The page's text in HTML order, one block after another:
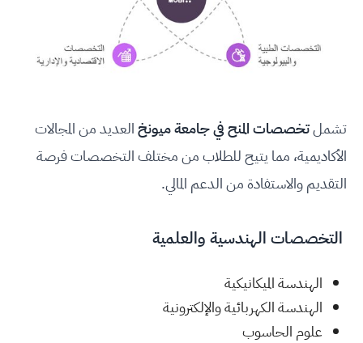
تشملتخصصات المنح في جامعة ميونخالعديد من المجالات
الأكاديمية، مما يتيح للطلاب من مختلف التخصصات فرصة
التقديم والاستفادة من الدعم المالي.
التخصصات الهندسية والعلمية
الهندسة الميكانيكية
الهندسة الكهربائية والإلكترونية
علوم الحاسوب